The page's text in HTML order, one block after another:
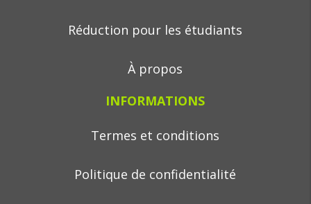
Réduction pour les étudiants
À propos
INFORMATIONS
Termes et conditions
Politique de confidentialité